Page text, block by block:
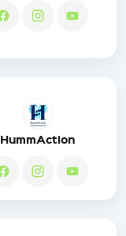
HummAction